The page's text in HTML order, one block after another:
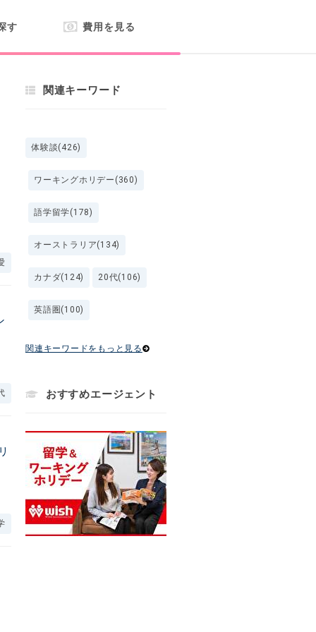
す 費用を見る
関連キーワード
体験談(426)
ワーキングホリデー(360)
語学留学(178)
オーストラリア(134)
カナダ(124) 20代(106)
英語圏(100)
関連キーワードをもっと見る
おすすめエージェント